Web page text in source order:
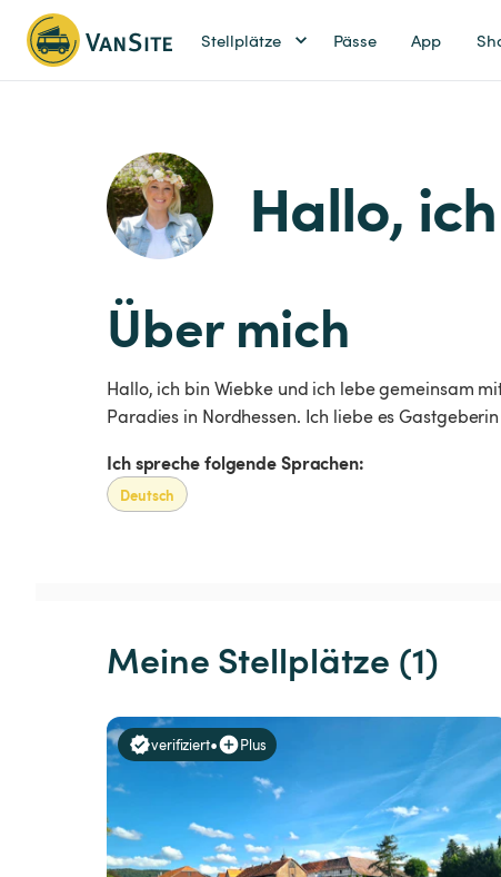
Stellplätze Pässe App
Hallo,
Über mich
Hallo, ich bin Wiebke und ich lebe gemeinsam
Paradies in Nordhessen. Ich liebe es
Ich spreche folgende Sprachen:
Deutsch
Meine Stellplätze (1)
verifiziert• Plus